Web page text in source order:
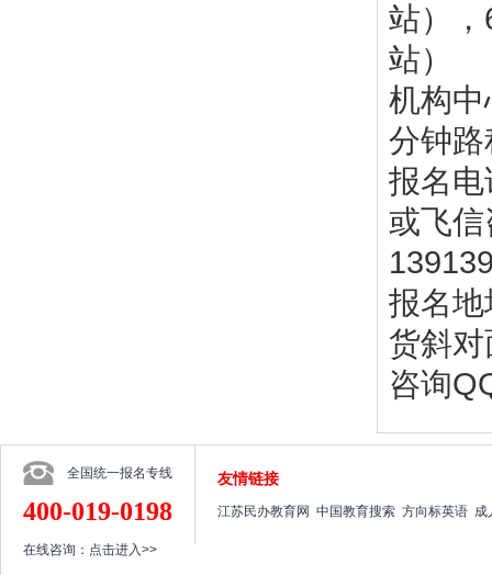
站）
站）
机构
分钟
报名
或飞
报名
货斜
咨询
全国统一报名专线
400-019-0198
在线咨询： 点击进入>>
友情链接
江苏民办教育网 中国教育搜索 方向标英语 成